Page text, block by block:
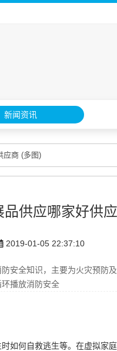
新闻资讯
应商 (多图)
品供应哪家好供
2019-01-05 22:37:10
安全知识，主要为火灾预防
播放消防安全
如何自救逃生等。在虚拟家